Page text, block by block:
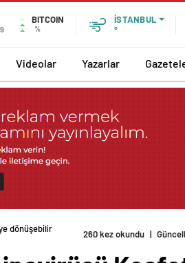
BITCOIN
%
İSTANBUL
°
Videolar Yazarlar
dönüşebilir
260 kez okundu |